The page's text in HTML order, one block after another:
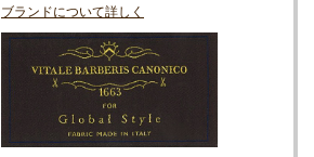
ブランドについて詳しく